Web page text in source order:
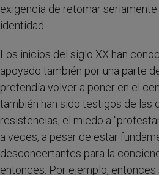
exigencia de retomar
identidad.
Los inicios del siglo XX han
apoyado también por una parte
pretendía volver a poner en el
también han sido testigos de las
resistencias, el miedo a
a veces, a pesar de estar
desconcertantes para la
entonces. Por ejemplo,